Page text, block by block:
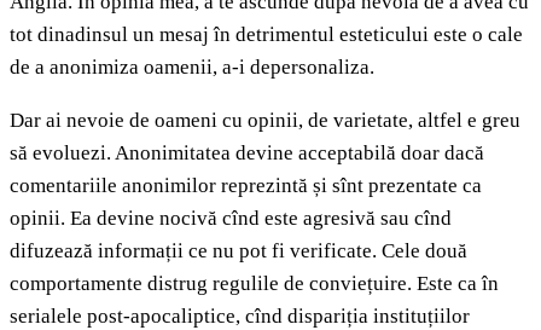
tot dinadinsul un mesaj în detrimentul esteticului este o cale
de a anonimiza oamenii, a-i depersonaliza.
Dar ai nevoie de oameni cu opinii, de varietate, altfel e greu
să evoluezi. Anonimitatea devine acceptabilă doar dacă
comentariile anonimilor reprezintă și sînt prezentate ca
opinii. Ea devine nocivă cînd este agresivă sau cînd
difuzează informații ce nu pot fi verificate. Cele două
comportamente distrug regulile de conviețuire. Este ca în
serialele post-apocaliptice, cînd dispariția instituțiilor